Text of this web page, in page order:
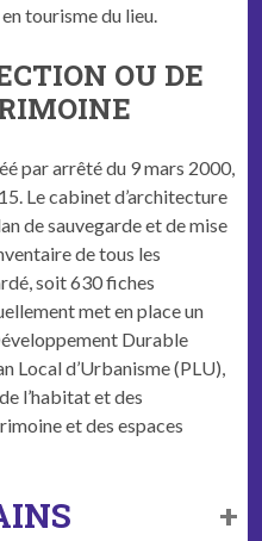
tourisme du lieu.
OU DE
par arrêté du 9 mars 2000,
Le cab­i­net d’architecture
de sauve­g­arde et de mise
de tous les
soit 630 fich­es
met en place un
Durable
Local d’Urbanisme (PLU),
l’habitat et des
et des espaces